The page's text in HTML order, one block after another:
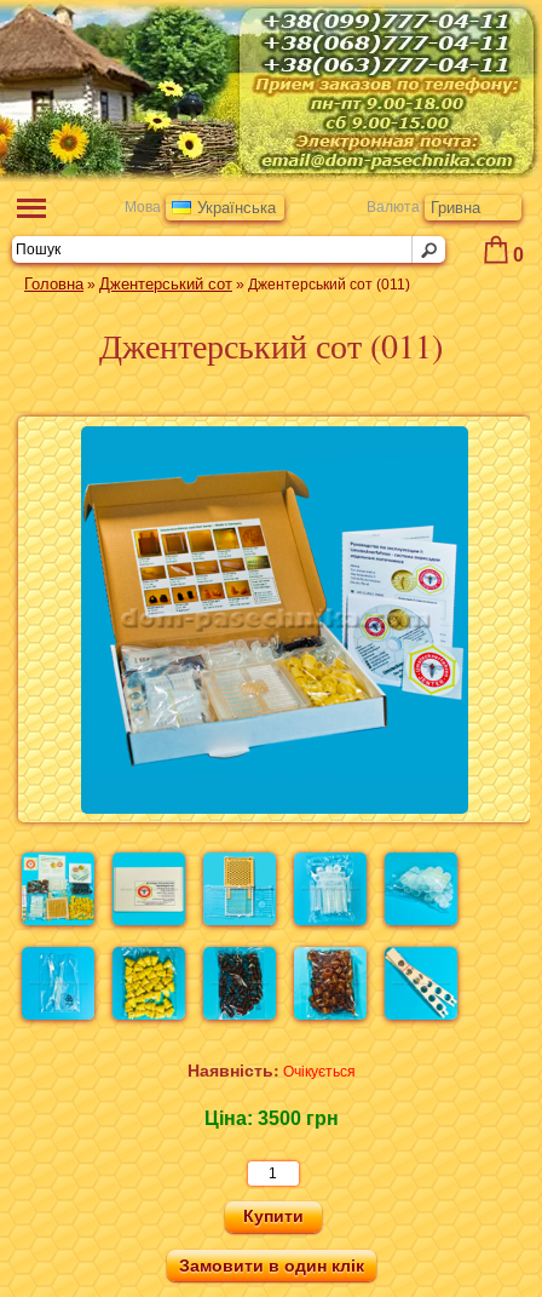
0
Мова Українська Валюта Гривна
Головна» Джентерський сот » Джентерський сот (011)
Джентерський сот (011)
Наявність: Очікується
Ціна: 3500 грн
Замовити в один клік